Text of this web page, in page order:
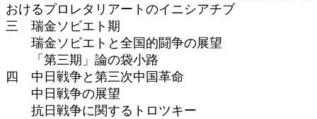
おけるプロレタリアートのイニシアチブ
三 瑞金ソビエト期
瑞金ソビエトと全国的闘争の展望
「第三期」論の袋小路
四 中日戦争と第三次中国革命
中日戦争の展望
抗日戦争に関するトロツキー